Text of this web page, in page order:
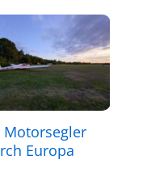
Motorsegler
Europa